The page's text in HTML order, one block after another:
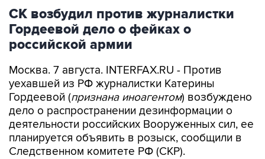
СК возбудил против журналистки
Гордеевой дело о фейках о
российской армии
Москва. 7 августа. INTERFAX.RU - Против
уехавшей из РФ журналистки Катерины
Гордеевой (признана иноагентом) возбуждено
дело о распространении дезинформации о
деятельности российских Вооруженных сил, ее
планируется объявить в розыск, сообщили в
Следственном комитете РФ (СКР).